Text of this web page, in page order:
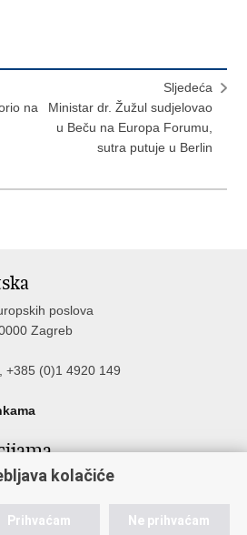
na
Sljedeća
Ministar dr. Žužul sudjelovao
u Beču na Europa Forumu,
sutra putuje u Berlin
poslova
Zagreb
+385 (0)1 4920 149
kolačiće
Prihvaćam Ne prihvaćam